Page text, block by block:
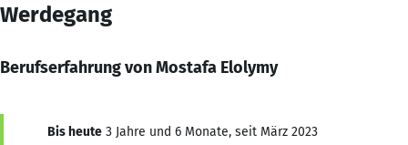
Werdegang
Berufserfahrung von Mostafa Elolymy
Bis heute 3 Jahre und 6 Monate, seit März 2023